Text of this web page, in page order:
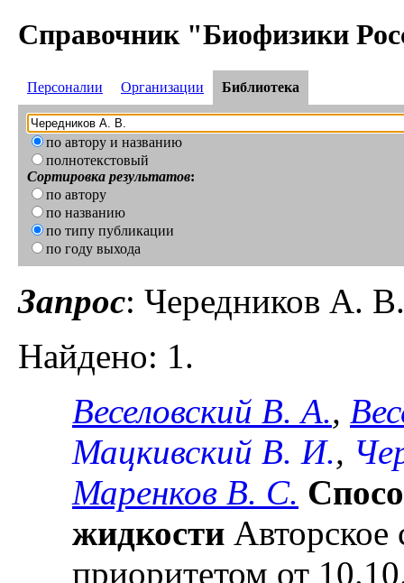
Справочник "Биофизики
Персоналии Организации Библиотека
по автору и названию
полнотекстовый
Сортировка результатов:
по автору
по названию
по типу публикации
по году выхода
Запрос: Чередников А. В.
Найдено: 1.
Веселовский В. А.,
Мацкивский В. И.,
Маренков В. С.
жидкости Авторское
приоритетом от